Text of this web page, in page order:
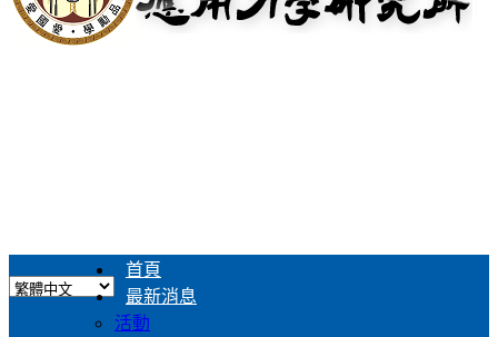
首頁
最新消息
活動